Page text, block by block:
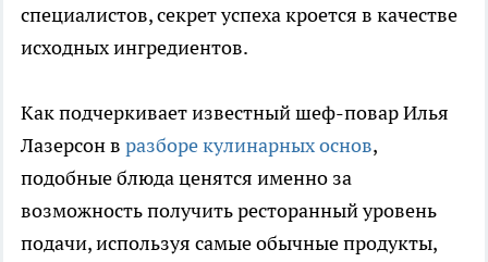
специалистов, секрет успеха кроется в качестве
исходных ингредиентов.
Как подчеркивает известный шеф-повар Илья
Лазерсон в разборе кулинарных основ,
подобные блюда ценятся именно за
возможность получить ресторанный уровень
подачи, используя самые обычные продукты,